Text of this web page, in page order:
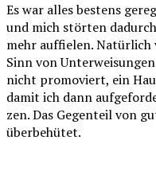
Es war alles bes­tens
und mich stör­ten
mehr auf­fie­len. Natür­lich
Sinn von
nicht pro­mo­viert, ein
damit ich dann
zen. Das Gegen­teil von
überbehütet.